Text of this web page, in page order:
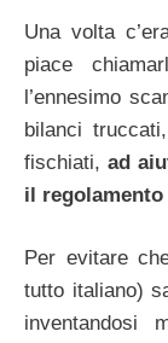
Una volta
piace
l’ennesimo
bilanci
fischiati, ad
il regolamento
Per evitare
tutto italiano)
inventandosi